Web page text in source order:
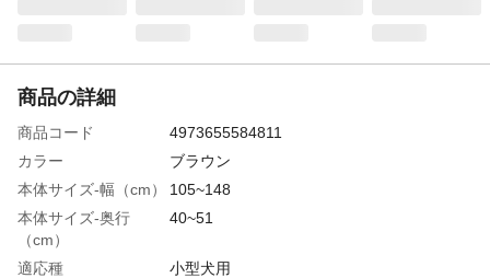
商品の詳細
商品コード
4973655584811
カラー
ブラウン
本体サイズ-幅（cm）
105~148
本体サイズ-奥行
（cm）
40~51
適応種
小型犬用